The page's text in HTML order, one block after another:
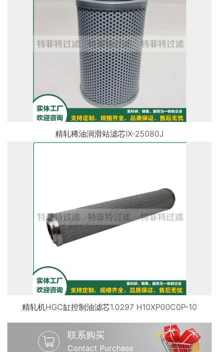
精轧稀油润滑站滤芯IX-25080J
精轧机HGC缸控制油滤芯1.0297 H10XP00C0P-10
联系购买
Contact Purchase